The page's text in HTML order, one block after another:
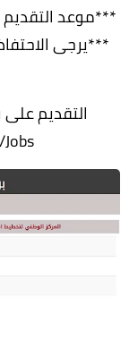
***موعد
***يرجى
التقديم